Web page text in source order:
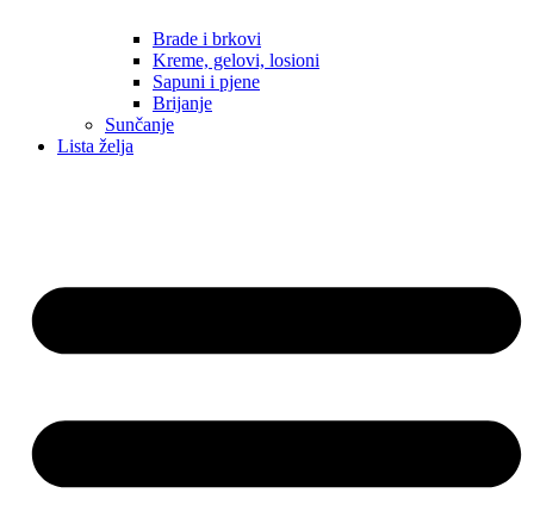
Brade i brkovi
Kreme, gelovi, losioni
Sapuni i pjene
Brijanje
Sunčanje
Lista želja